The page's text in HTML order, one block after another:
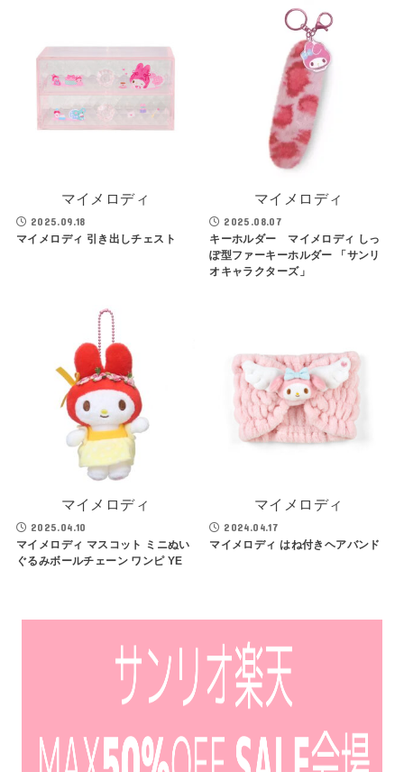
マイメロディ
2025.09.18
マイメロディ 引き出しチェスト
マイメロディ
2025.08.07
キーホルダー マイメロディ しっ
ぽ型ファーキーホルダー 「サンリ
オキャラクターズ」
マイメロディ
2025.04.10
マイメロディ マスコット ミニぬい
ぐるみボールチェーン ワンピ YE
マイメロディ
2024.04.17
マイメロディ はね付きヘアバンド